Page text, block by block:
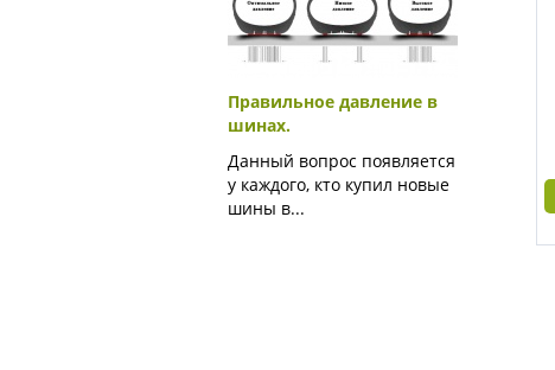
Правильное давление в
шинах.
Данный вопрос появляется
у каждого, кто купил новые
шины в...